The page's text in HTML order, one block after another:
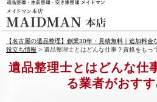
【名古屋の遺品整理】創業30年・見積無料｜追加料金
役立ち情報 > 遺品整理士とはどんな仕事？資格をもっ
遺品整理士とはどんな仕
る業者がおす